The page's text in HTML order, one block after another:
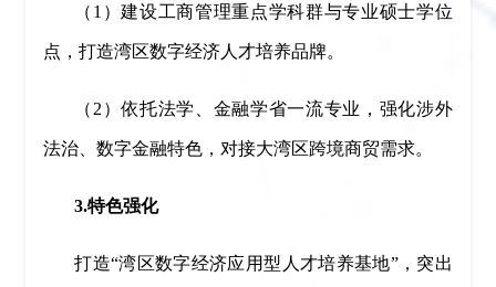
（1）建设工商管理重点学科群与专业硕士学位
点，打造湾区数字经济人才培养品牌。
（2）依托法学、金融学省一流专业，强化涉外
法治、数字金融特色，对接大湾区跨境商贸需求。
3.特色强化
打造“湾区数字经济应用型人才培养基地”，突出